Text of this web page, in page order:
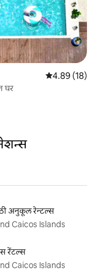
5 पैकी 4.89
4.89 (18)
घर
अनुकूल रेन्टल्स
Caicos Islands
रेंटल्स
Caicos Islands